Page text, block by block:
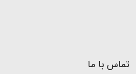
تماس با ما